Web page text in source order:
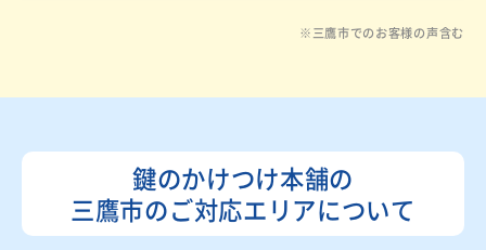
※三鷹市でのお客様の声含む
鍵のかけつけ本舗の
三鷹市のご対応エリアについて